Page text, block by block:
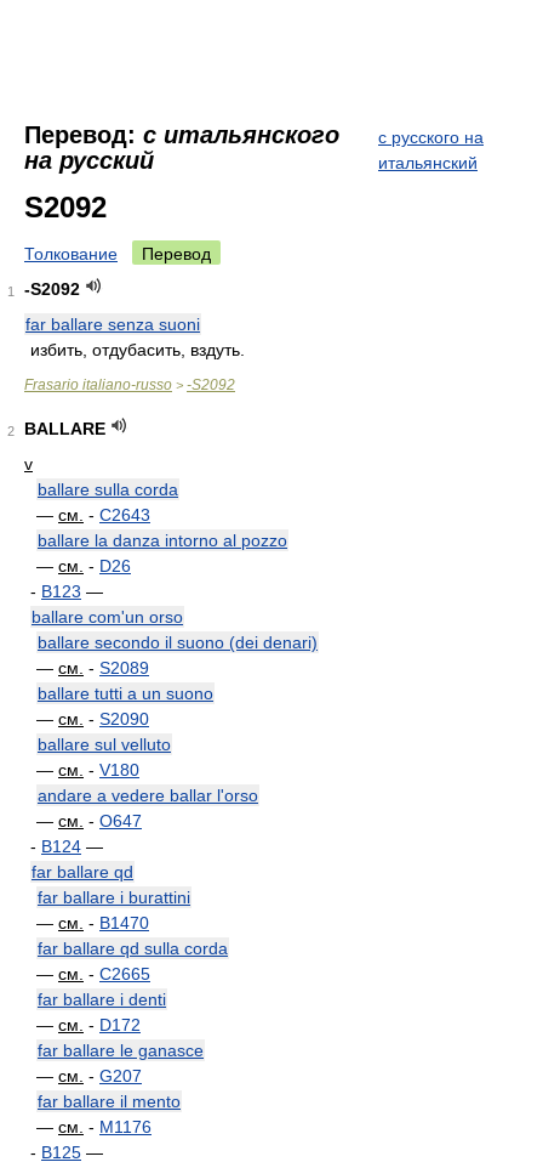
Перевод: с итальянского
на русский
с русского на
итальянский
S2092
Толкование Перевод
1
-S2092
far ballare senza suoni
избить, отдубасить, вздуть.
Frasario italiano-russo > -S2092
2
BALLARE
v
ballare sulla corda
— см. - C2643
ballare la danza intorno al pozzo
— см. - D26
- B123 —
ballare com'un orso
ballare secondo il suono (dei denari)
— см. - S2089
ballare tutti a un suono
— см. - S2090
ballare sul velluto
— см. - V180
andare a vedere ballar l'orso
— см. - O647
- B124 —
far ballare qd
far ballare i burattini
— см. - B1470
far ballare qd sulla corda
— см. - C2665
far ballare i denti
— см. - D172
far ballare le ganasce
— см. - G207
far ballare il mento
— см. - M1176
- B125 —